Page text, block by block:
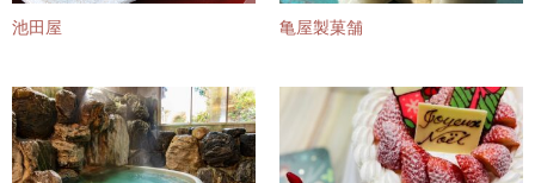
池田屋 亀屋製菓舗